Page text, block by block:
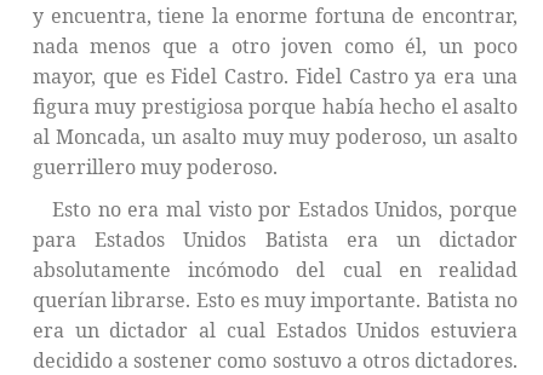
y encuentra, tiene la enorme fortuna de encontrar,
nada menos que a otro joven como él, un poco
mayor, que es Fidel Castro. Fidel Castro ya era una
figura muy prestigiosa porque había hecho el asalto
al Moncada, un asalto muy muy poderoso, un asalto
guerrillero muy poderoso.
Esto no era mal visto por Estados Unidos, porque
para Estados Unidos Batista era un dictador
absolutamente incómodo del cual en realidad
querían librarse. Esto es muy importante. Batista no
era un dictador al cual Estados Unidos estuviera
decidido a sostener como sostuvo a otros dictadores.